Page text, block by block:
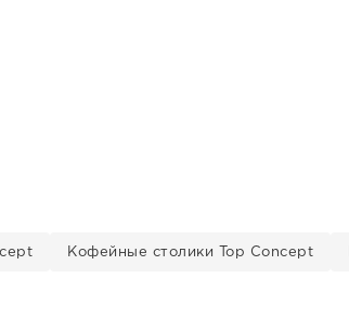
Кофейные столики Top Concept